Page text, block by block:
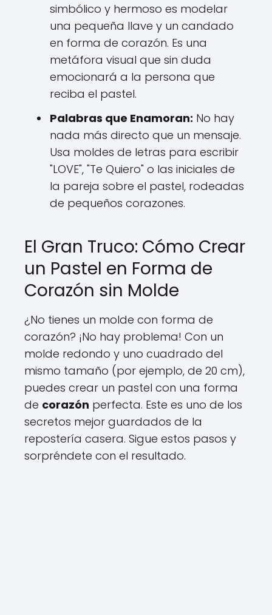
simbólico y hermoso es modelar
una pequeña llave y un candado
en forma de corazón. Es una
metáfora visual que sin duda
emocionará a la persona que
reciba el pastel.
Palabras que Enamoran: No hay
nada más directo que un mensaje.
Usa moldes de letras para escribir
"LOVE", "Te Quiero" o las iniciales de
la pareja sobre el pastel, rodeadas
de pequeños corazones.
El Gran Truco: Cómo Crear
un Pastel en Forma de
Corazón sin Molde
¿No tienes un molde con forma de
corazón? ¡No hay problema! Con un
molde redondo y uno cuadrado del
mismo tamaño (por ejemplo, de 20 cm),
puedes crear un pastel con una forma
de corazón perfecta. Este es uno de los
secretos mejor guardados de la
repostería casera. Sigue estos pasos y
sorpréndete con el resultado.